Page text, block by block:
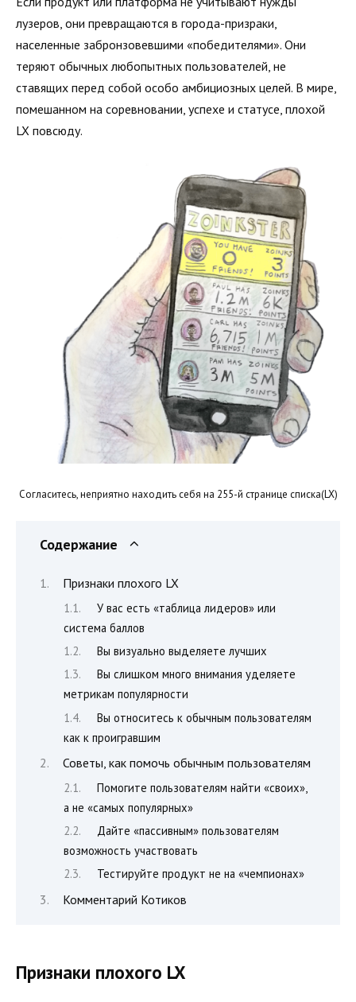
лузеров, они превращаются в города-призраки,
населенные забронзовевшими «победителями». Они
теряют обычных любопытных пользователей, не
ставящих перед собой особо амбициозных целей. В мире,
помешанном на соревновании, успехе и статусе, плохой
LX повсюду.
Согласитесь, неприятно находить себя на 255-й странице списка(LX)
Содержание
Признаки плохого LX
У вас есть «таблица лидеров» или
система баллов
Вы визуально выделяете лучших
Вы слишком много внимания уделяете
метрикам популярности
Вы относитесь к обычным пользователям
как к проигравшим
Советы, как помочь обычным пользователям
Помогите пользователям найти «своих»,
а не «самых популярных»
Дайте «пассивным» пользователям
возможность участвовать
Тестируйте продукт не на «чемпионах»
Комментарий Котиков
Признаки плохого LX